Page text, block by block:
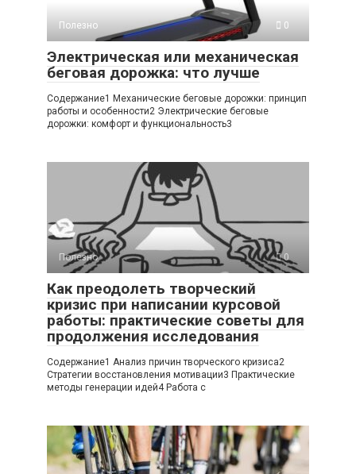
Полезно 0
Электрическая или механическая
беговая дорожка: что лучше
Содержание1 Механические беговые дорожки: принцип
работы и особенности2 Электрические беговые
дорожки: комфорт и функциональность3
Полезно 0
Как преодолеть творческий
кризис при написании курсовой
работы: практические советы для
продолжения исследования
Содержание1 Анализ причин творческого кризиса2
Стратегии восстановления мотивации3 Практические
методы генерации идей4 Работа с